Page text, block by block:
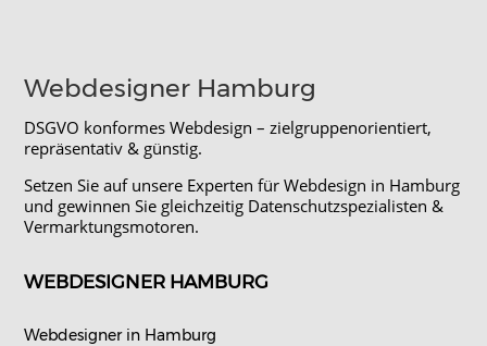
Webdesigner Hamburg
DSGVO konformes Webdesign – zielgruppenorientiert,
repräsentativ & günstig.
Setzen Sie auf unsere Experten für Webdesign in Hamburg
und gewinnen Sie gleichzeitig Datenschutzspezialisten &
Vermarktungsmotoren.
WEBDESIGNER HAMBURG
Webdesigner in Hamburg